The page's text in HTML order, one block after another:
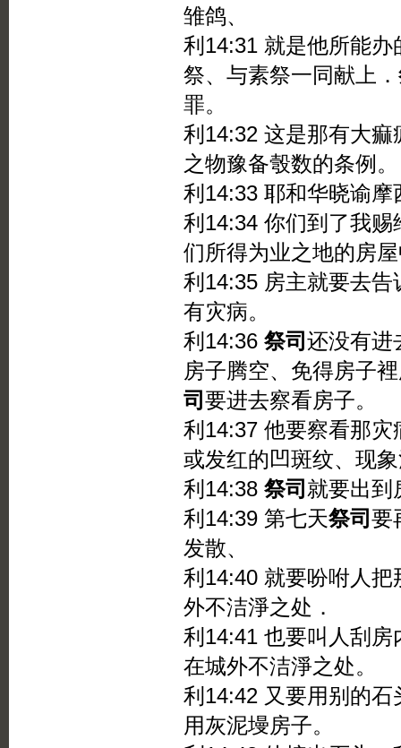
雏鸽、
利14:31 就是他所能
祭、与素祭一同献上．
罪。
利14:32 这是那有大
之物豫备彀数的条例。
利14:33 耶和华晓谕摩
利14:34 你们到了我
们所得为业之地的房
利14:35 房主就要去告
有灾病。
利14:36 祭司还没有进
房子腾空、免得房子
司要进去察看房子。
利14:37 他要察看那
或发红的凹斑纹、现
利14:38 祭司 就要出到
利14:39 第七天祭司要
发散、
利14:40 就要吩咐人
外不洁淨之处．
利14:41 也要叫人刮
在城外不洁淨之处。
利14:42 又要用别的
用灰泥墁房子。